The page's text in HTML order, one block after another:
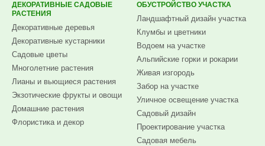
ДЕКОРАТИВНЫЕ САДОВЫЕ
РАСТЕНИЯ
Декоративные деревья
Декоративные кустарники
Садовые цветы
Многолетние растения
Лианы и вьющиеся растения
Экзотические фрукты и овощи
Домашние растения
Флористика и декор
ОБУСТРОЙСТВО УЧАСТКА
Ландшафтный дизайн участка
Клумбы и цветники
Водоем на участке
Альпийские горки и рокарии
Живая изгородь
Забор на участке
Уличное освещение участка
Садовый дизайн
Проектирование участка
Садовая мебель